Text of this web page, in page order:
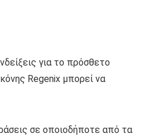
για το πρόσθετο
Regenix μπορεί να
σε οποιοδήποτε από τα